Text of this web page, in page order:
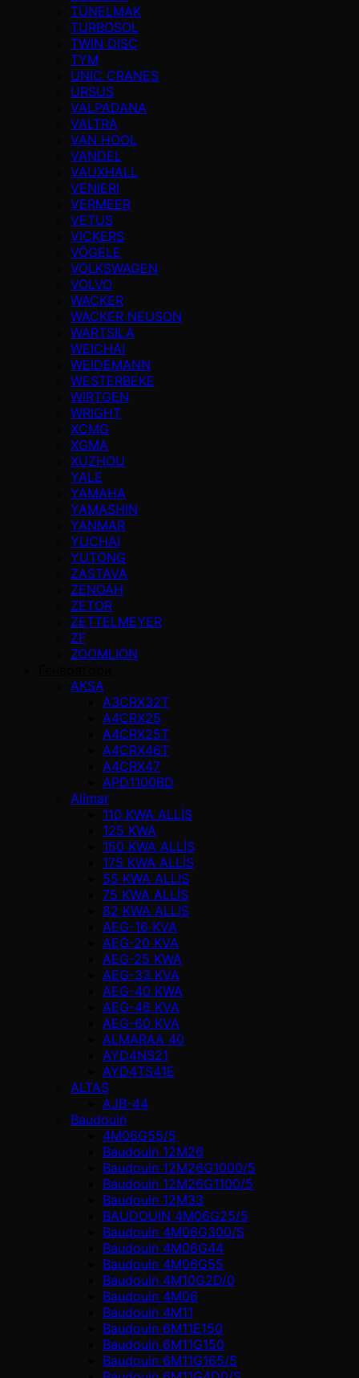
TÜNELMAK
TURBOSOL
TWIN DISC
TYM
UNIC CRANES
URSUS
VALPADANA
VALTRA
VAN HOOL
VANDEL
VAUXHALL
VENIERI
VERMEER
VETUS
VICKERS
VÖGELE
VOLKSWAGEN
VOLVO
WACKER
WACKER NEUSON
WARTSILA
WEICHAI
WEIDEMANN
WESTERBEKE
WIRTGEN
WRIGHT
XCMG
XGMA
XUZHOU
YALE
YAMAHA
YAMASHIN
YANMAR
YUCHAI
YUTONG
ZASTAVA
ZENOAH
ZETOR
ZETTELMEYER
ZF
ZOOMLION
AKSA
A3CRX32T
A4CRX25
A4CRX25T
A4CRX46T
A4CRX47
APD1100BD
Alimar
110 KWA ALLİS
125 KWA
150 KWA ALLİS
175 KWA ALLİS
55 KWA ALLİS
75 KWA ALLİS
82 KWA ALLİS
AEG-16 KVA
AEG-20 KVA
AEG-25 KWA
AEG-33 KVA
AEG-40 KWA
AEG-46 KVA
AEG-60 KVA
ALMARAA 40
AYD4NS21
AYD4TS41E
ALTAŞ
AJB-44
Baudouin
4M06G55/5
Baudouin 12M26
Baudouin 12M26G1000/5
Baudouin 12M26G1100/5
Baudouin 12M33
BAUDOUIN 4M06G25/5
Baudouin 4M06G300/S
Baudouin 4M06G44
Baudouin 4M06G55
Baudouin 4M10G2D/0
Baudouin 4М06
Baudouin 4М11
Baudouin 6M11E150
Baudouin 6M11G150
Baudouin 6M11G165/5